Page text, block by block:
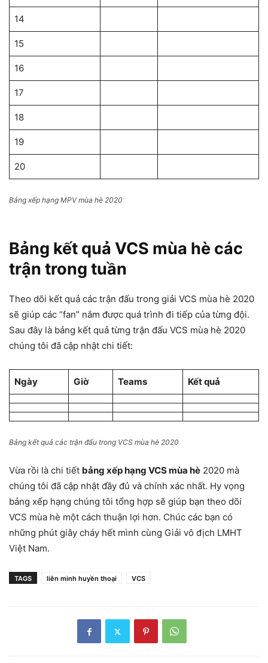
14
15
16
17
18
19
20
Bảng xếp hạng MPV mùa hè 2020
Bảng kết quả VCS mùa hè các
trận trong tuần
Theo dõi kết quả các trận đấu trong giải VCS mùa hè 2020
sẽ giúp các “fan” nắm được quá trình đi tiếp của từng đội.
Sau đây là bảng kết quả từng trận đấu VCS mùa hè 2020
chúng tôi đã cập nhật chi tiết:
Ngày Giờ Teams Kết quả
Bảng kết quả các trận đấu trong VCS mùa hè 2020
Vừa rồi là chi tiết bảng xếp hạng VCS mùa hè 2020 mà
chúng tôi đã cập nhật đầy đủ và chính xác nhất. Hy vọng
bảng xếp hạng chúng tôi tổng hợp sẽ giúp bạn theo dõi
VCS mùa hè một cách thuận lợi hơn. Chúc các bạn có
những phút giây cháy hết mình cùng Giải vô địch LMHT
Việt Nam.
TAGS liên minh huyền thoại VCS